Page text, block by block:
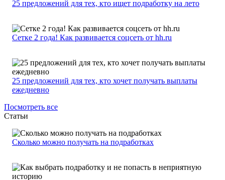
25 предложений для тех, кто ищет подработку на лето
Сетке 2 года! Как развивается соцсеть от hh.ru
25 предложений для тех, кто хочет получать выплаты
ежедневно
Посмотреть все
Статьи
Сколько можно получать на подработках